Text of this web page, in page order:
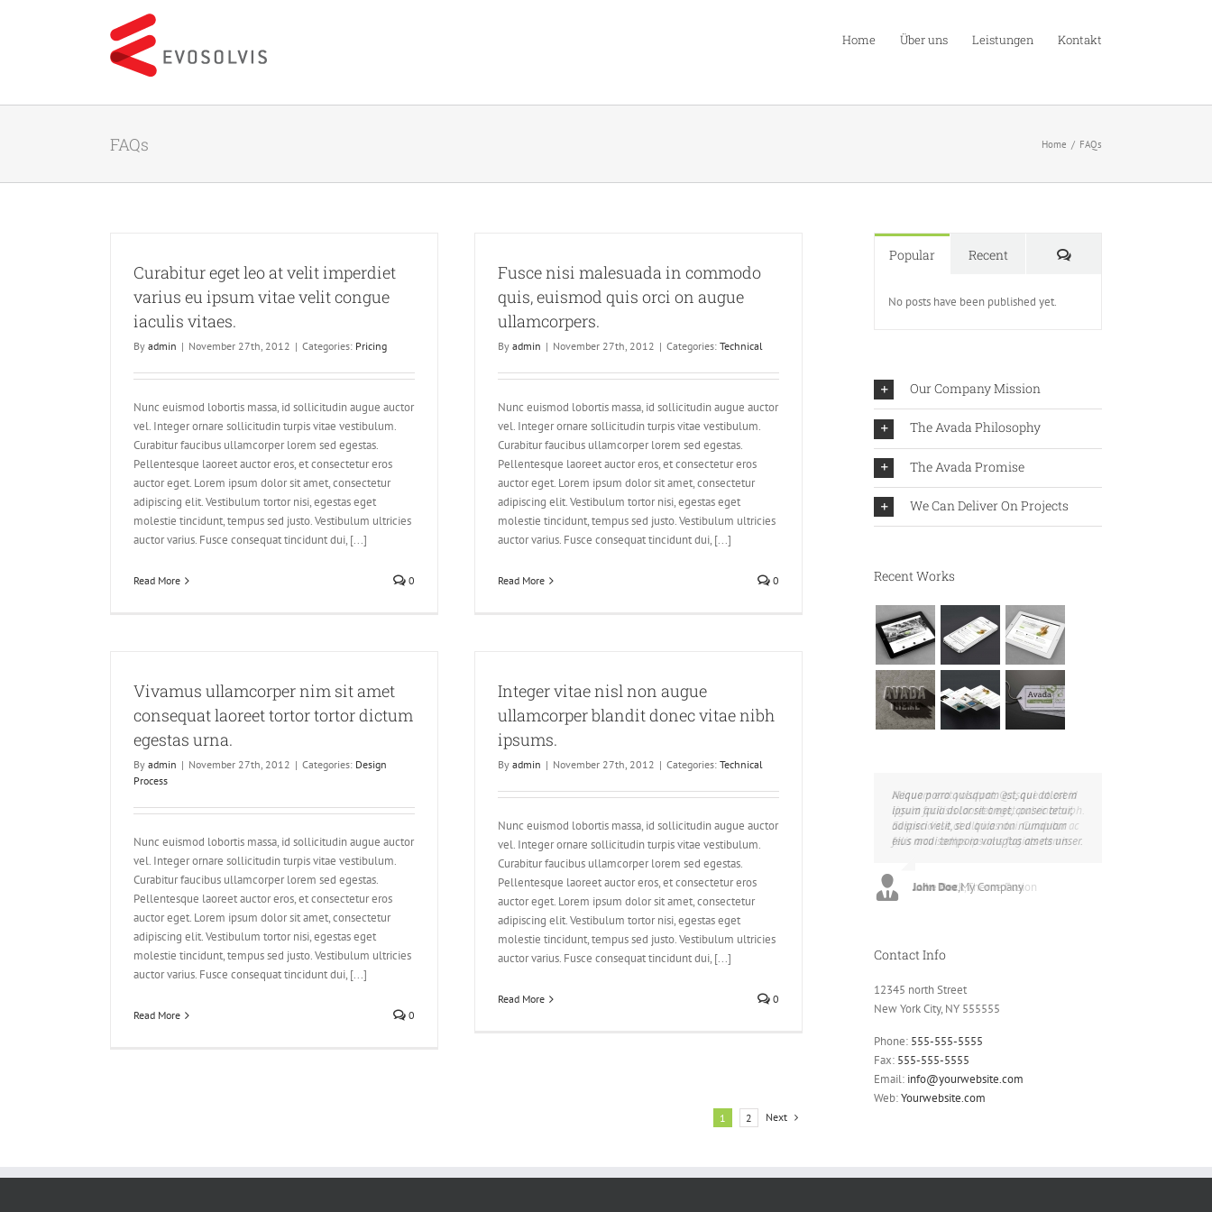
Home Über uns Leistungen Kontakt
FAQs Home FAQs
Curabitur eget leo at velit imperdiet
varius eu ipsum vitae velit congue
iaculis vitaes.
By admin | November 27th, 2012 | Categories: Pricing
Nunc euismod lobortis massa, id sollicitudin augue auctor
vel. Integer ornare sollicitudin turpis vitae vestibulum.
Curabitur faucibus ullamcorper lorem sed egestas.
Pellentesque laoreet auctor eros, et consectetur eros
auctor eget. Lorem ipsum dolor sit amet, consectetur
adipiscing elit. Vestibulum tortor nisi, egestas eget
molestie tincidunt, tempus sed justo. Vestibulum ultricies
auctor varius. Fusce consequat tincidunt dui, [...]
Read More 0
Fusce nisi malesuada in commodo
quis, euismod quis orci on augue
ullamcorpers.
By admin | November 27th, 2012 | Categories: Technical
Nunc euismod lobortis massa, id sollicitudin augue auctor
vel. Integer ornare sollicitudin turpis vitae vestibulum.
Curabitur faucibus ullamcorper lorem sed egestas.
Pellentesque laoreet auctor eros, et consectetur eros
auctor eget. Lorem ipsum dolor sit amet, consectetur
adipiscing elit. Vestibulum tortor nisi, egestas eget
molestie tincidunt, tempus sed justo. Vestibulum ultricies
auctor varius. Fusce consequat tincidunt dui, [...]
Read More 0
Vivamus ullamcorper nim sit amet
consequat laoreet tortor tortor dictum
egestas urna.
By admin | November 27th, 2012 | Categories: Design
Process
Nunc euismod lobortis massa, id sollicitudin augue auctor
vel. Integer ornare sollicitudin turpis vitae vestibulum.
Curabitur faucibus ullamcorper lorem sed egestas.
Pellentesque laoreet auctor eros, et consectetur eros
auctor eget. Lorem ipsum dolor sit amet, consectetur
adipiscing elit. Vestibulum tortor nisi, egestas eget
molestie tincidunt, tempus sed justo. Vestibulum ultricies
auctor varius. Fusce consequat tincidunt dui, [...]
Read More 0
Integer vitae nisl non augue
ullamcorper blandit donec vitae nibh
ipsums.
By admin | November 27th, 2012 | Categories: Technical
Nunc euismod lobortis massa, id sollicitudin augue auctor
vel. Integer ornare sollicitudin turpis vitae vestibulum.
Curabitur faucibus ullamcorper lorem sed egestas.
Pellentesque laoreet auctor eros, et consectetur eros
auctor eget. Lorem ipsum dolor sit amet, consectetur
adipiscing elit. Vestibulum tortor nisi, egestas eget
molestie tincidunt, tempus sed justo. Vestibulum ultricies
auctor varius. Fusce consequat tincidunt dui, [...]
Read More 0
1 2 Next
Popular Recent Comments
No posts have been published yet.
Our Company Mission
The Avada Philosophy
The Avada Promise
We Can Deliver On Projects
Recent Works
Neque porro quisquam est, qui dolorem
ipsum quia dolor sit amet, consec tetur,
adipisci velit, sed quia non numquam
eius modi tempora voluptas amets unser.
John Doe,My Company
Aliquam erat volutpat. Quisque at est id
ligula facilisis laoreet eget pulvinar nibh.
Suspendisse at ultrices dui. Curabitur ac
felis arcu sadips ipsums fugiats nemis.
Luke Beck,Theme Fusion
Contact Info
12345 north Street
New York City, NY 555555
Phone: 555-555-5555
Fax: 555-555-5555
Email: info@yourwebsite.com
Web:Yourwebsite.com